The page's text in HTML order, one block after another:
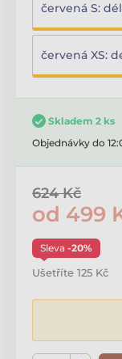
červená S:
červená XS:
Skladem 2 ks
Objednávky do
624 Kč
od 499
Sleva -20%
Ušetříte 125 Kč